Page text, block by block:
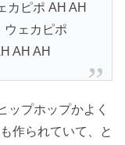
カピポ AH AH
ウェカピポ
AH AH
ップホップかよく
作られていて、と